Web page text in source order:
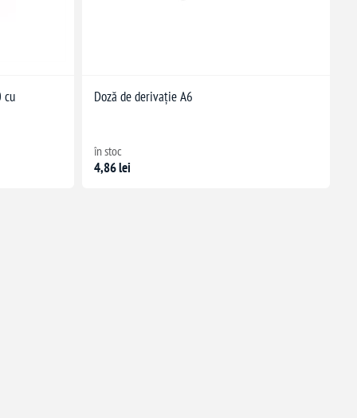
cu
Doză de derivație A6
în stoc
4,86 lei